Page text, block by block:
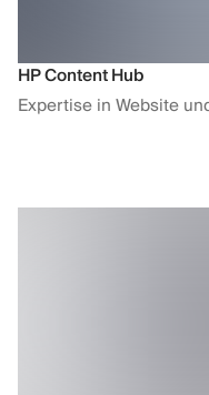
HP Content Hub
Expertise in Website